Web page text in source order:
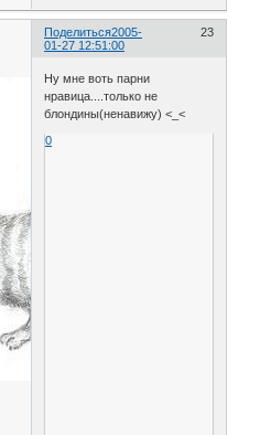
Поделиться 23
2005-
01-27 12:51:00
Ну мне воть парни
нравица....только не
блондины(ненавижу) <_<
0